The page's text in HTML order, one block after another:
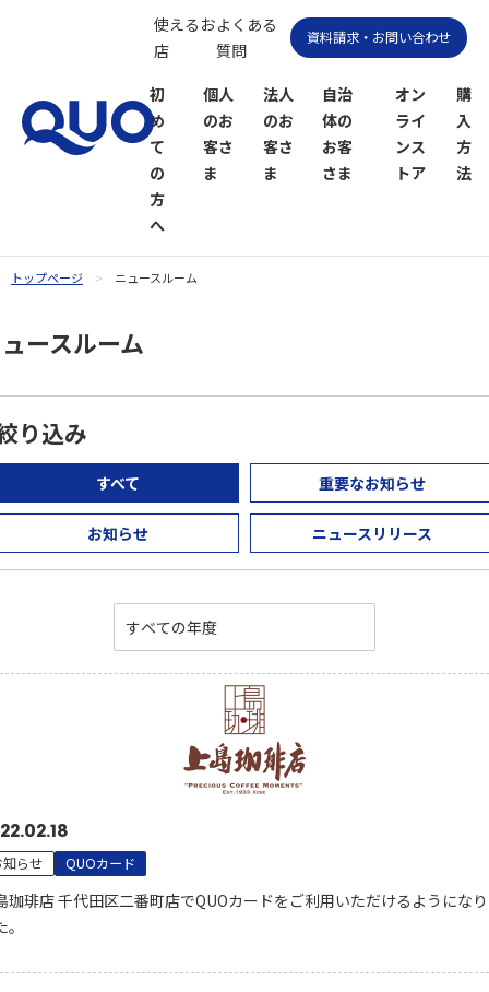
初
め
て
の
方
へ
個人
のお
客さ
ま
法人
のお
客さ
ま
自治
体の
お客
さま
オン
ライ
ンス
トア
ドオンラ
ア
トア
購
入
方
法
使えるお
店
よくある
質問
資料請求・お問い合わせ
トップページ ニュースルーム
ースルーム
り込み
すべて 重要なお知らせ
お知らせ ニュースリリース
知らせ QUOカード
珈琲店 千代田区二番町店でQUOカードをご利用いただけるようにな